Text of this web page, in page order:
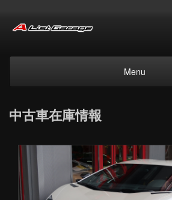
Menu
中古車在庫情報